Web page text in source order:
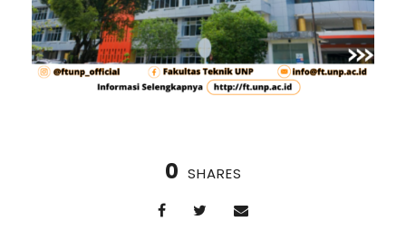
0 SHARES